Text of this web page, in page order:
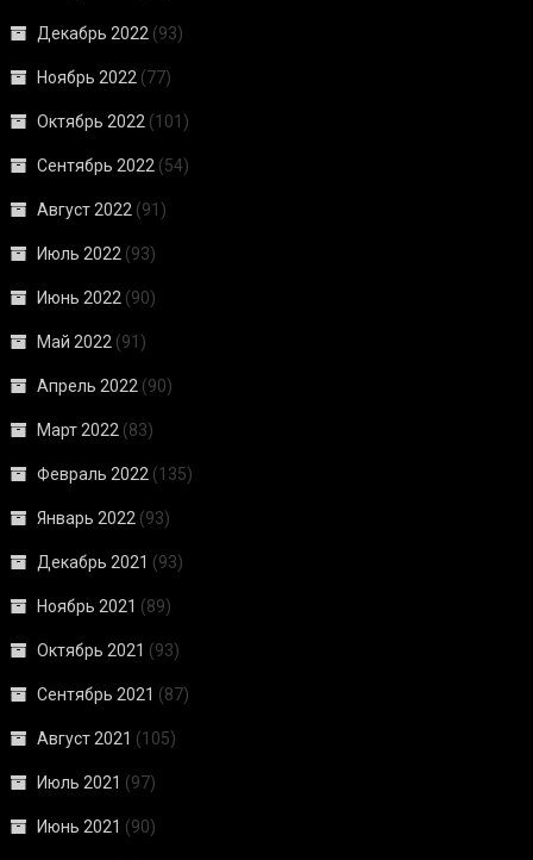
Декабрь 2022 (93)
Ноябрь 2022 (77)
Октябрь 2022 (101)
Сентябрь 2022 (54)
Август 2022 (91)
Июль 2022 (93)
Июнь 2022 (90)
Май 2022 (91)
Апрель 2022 (90)
Март 2022 (83)
Февраль 2022 (135)
Январь 2022 (93)
Декабрь 2021 (93)
Ноябрь 2021 (89)
Октябрь 2021 (93)
Сентябрь 2021 (87)
Август 2021 (105)
Июль 2021 (97)
Июнь 2021 (90)